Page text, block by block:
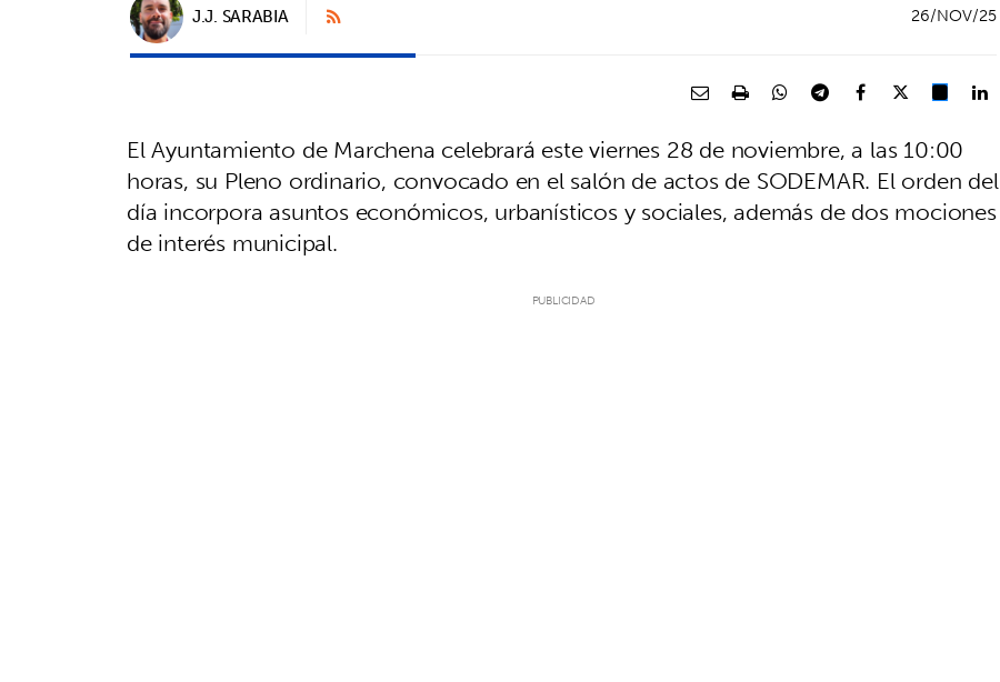
J.J. SARABIA 26/NOV/25
El Ayuntamiento de Marchena celebrará este viernes 28 de noviembre, a las 10:00
horas, su Pleno ordinario, convocado en el salón de actos de SODEMAR. El orden del
día incorpora asuntos económicos, urbanísticos y sociales, además de dos mociones
de interés municipal.